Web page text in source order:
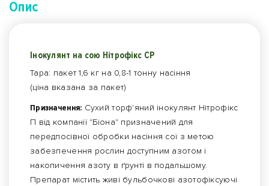
Опис
Інокулянт на сою Нітрофікс СР
Тара: пакет 1,6 кг на 0,8-1 тонну насіння
(ціна вказана за пакет)
Призначення: Сухий торф'яний інокулянт Нітрофікс
П від компанії "Біона" призначений для
передпосівної обробки насіння сої з метою
забезпечення рослин доступним азотом і
накопичення азоту в ґрунті в подальшому.
Препарат містить живі бульбочкові азотофіксуючі